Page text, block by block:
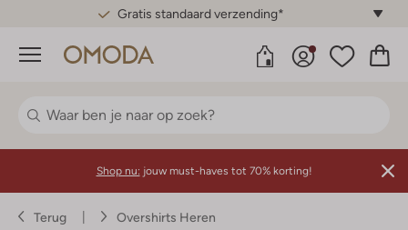
Gratis standaard verzending*
Menu
Shop nu: jouw must-haves tot 70% korting!
Terug Overshirts Heren